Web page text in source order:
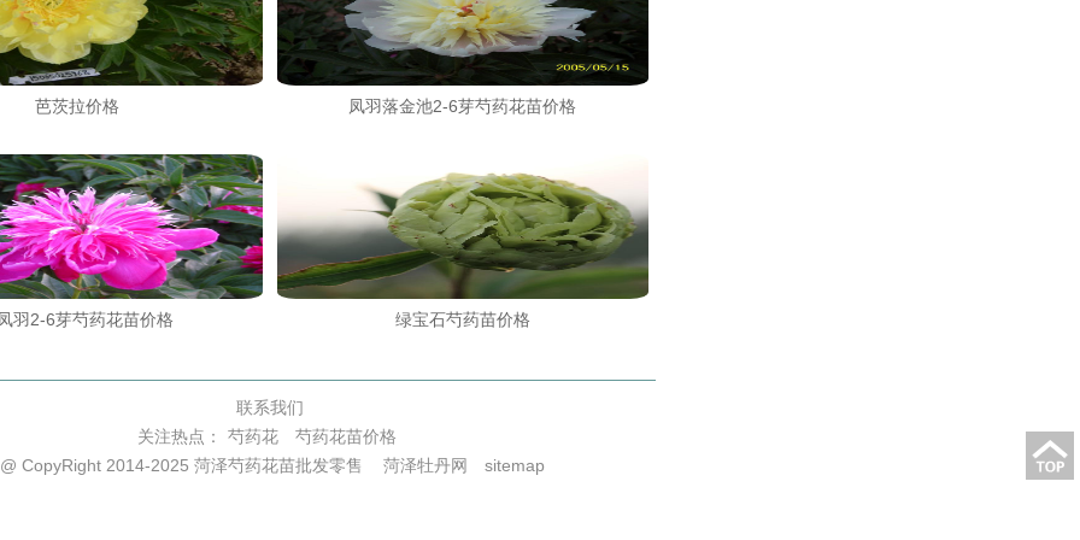
芭茨拉价格 凤羽落金池2-6芽芍药花苗价格
羽2-6芽芍药花苗价格 绿宝石芍药苗价格
联系我们
关注热点：
芍药花
芍药花苗价格
@ CopyRight 2014-2025 菏泽芍药花苗批发零售
菏泽牡丹网 sitemap